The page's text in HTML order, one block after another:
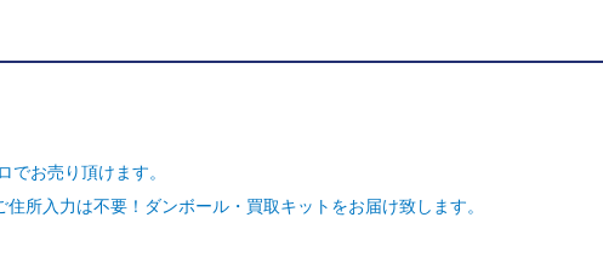
でお売り頂けます。
所入力は不要！ダンボール・買取キットをお届け致します。